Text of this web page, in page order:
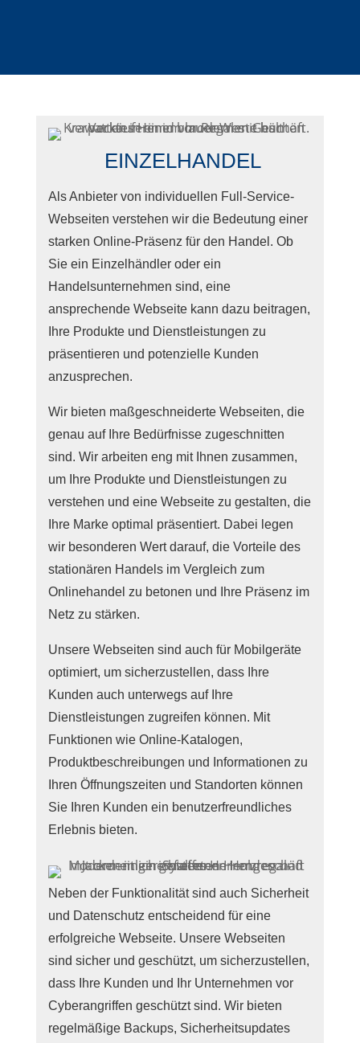
EINZELHANDEL
Als Anbieter von individuellen Full-Service-
Webseiten verstehen wir die Bedeutung einer
starken Online-Präsenz für den Handel. Ob
Sie ein Einzelhändler oder ein
Handelsunternehmen sind, eine
ansprechende Webseite kann dazu beitragen,
Ihre Produkte und Dienstleistungen zu
präsentieren und potenzielle Kunden
anzusprechen.
Wir bieten maßgeschneiderte Webseiten, die
genau auf Ihre Bedürfnisse zugeschnitten
sind. Wir arbeiten eng mit Ihnen zusammen,
um Ihre Produkte und Dienstleistungen zu
verstehen und eine Webseite zu gestalten, die
Ihre Marke optimal präsentiert. Dabei legen
wir besonderen Wert darauf, die Vorteile des
stationären Handels im Vergleich zum
Onlinehandel zu betonen und Ihre Präsenz im
Netz zu stärken.
Unsere Webseiten sind auch für Mobilgeräte
optimiert, um sicherzustellen, dass Ihre
Kunden auch unterwegs auf Ihre
Dienstleistungen zugreifen können. Mit
Funktionen wie Online-Katalogen,
Produktbeschreibungen und Informationen zu
Ihren Öffnungszeiten und Standorten können
Sie Ihren Kunden ein benutzerfreundliches
Erlebnis bieten.
Neben der Funktionalität sind auch Sicherheit
und Datenschutz entscheidend für eine
erfolgreiche Webseite. Unsere Webseiten
sind sicher und geschützt, um sicherzustellen,
dass Ihre Kunden und Ihr Unternehmen vor
Cyberangriffen geschützt sind. Wir bieten
regelmäßige Backups, Sicherheitsupdates